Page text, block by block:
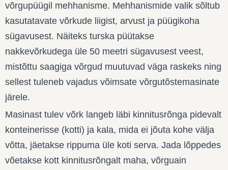
võrgupüügil mehhanisme. Mehhanismide valik sõltub
kasutatavate võrkude liigist, arvust ja püügikoha
sügavusest. Näiteks turska püütakse
nakkevõrkudega üle 50 meetri sügavusest veest,
mistõttu saagiga võrgud muutuvad väga raskeks ning
sellest tuleneb vajadus võimsate võrgutõstemasinate
järele.
Masinast tulev võrk langeb läbi kinnitusrõnga pidevalt
konteinerisse (kotti) ja kala, mida ei jõuta kohe välja
võtta, jäetakse rippuma üle koti serva. Jada lõppedes
võetakse kott kinnitusrõngalt maha, võrguain